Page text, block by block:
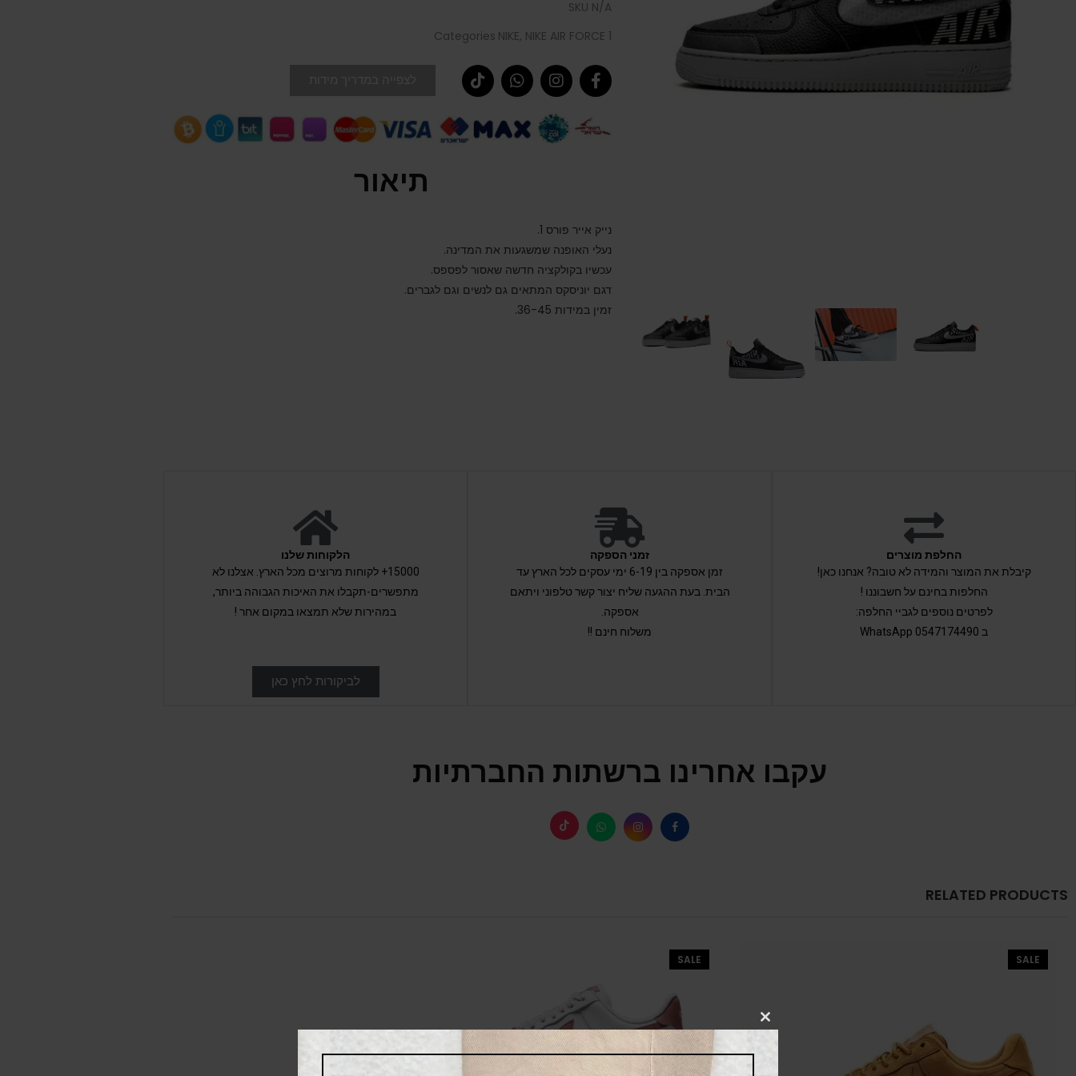
SKU N/A
Categories NIKE, NIKE AIR FORCE 1
תיאור
נייק אייר פורס 1.
נעלי האופנה שמשגעות את המדינה.
עכשיו בקולקציה חדשה שאסור לפספס.
דגם יוניסקס המתאים גם לנשים וגם לגברים.
זמין במידות 36-45.
החלפת מוצרים
קיבלת את המוצר והמידה לא טובה? אנחנו כאן!
החלפות בחינם על חשבוננו !
לפרטים נוספים לגביי החלפה:
ב 0547174490 WhatsApp
זמני הספקה
זמן אספקה בין 6-19 ימי עסקים לכל הארץ עד
הבית. בעת ההגעה שליח יצור קשר טלפוני ויתאם
אספקה.
משלוח חינם !!
הלקוחות שלנו
15000+ לקוחות מרוצים מכל הארץ. אצלנו לא
מתפשרים-תקבלו את האיכות הגבוהה ביותר,
במהירות שלא תמצאו במקום אחר !
לביקורות לחץ כאן
עקבו אחרינו ברשתות החברתיות
RELATED PRODUCTS
SALE
SALE
CLOSE
MODULE